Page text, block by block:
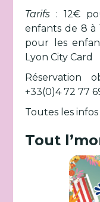
Tarifs : 12€
enfants de 8 à
pour les
Lyon City Card
Réservation
+33(0)4 72 77
Toutes les
Tout